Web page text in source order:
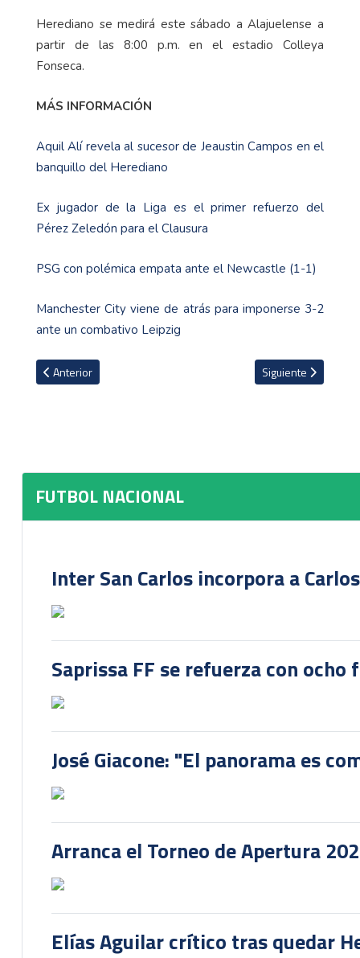
Herediano se medirá este sábado a Alajuelense a
partir de las 8:00 p.m. en el estadio Colleya
Fonseca.
MÁS INFORMACIÓN
Aquil Alí revela al sucesor de Jeaustin Campos en el
banquillo del Herediano
Ex jugador de la Liga es el primer refuerzo del
Pérez Zeledón para el Clausura
PSG con polémica empata ante el Newcastle (1-1)
Manchester City viene de atrás para imponerse 3-2
ante un combativo Leipzig
Artículo anterior: Joel Campbell suplente en la final de la Copa
Anterior Artículo siguiente:
Siguiente
FUTBOL NACIONAL
Inter San Carlos incorpora a
Saprissa FF se refuerza con
José Giacone: "El panorama es
Arranca el Torneo de Apertura
Elías Aguilar crítico tras quedar